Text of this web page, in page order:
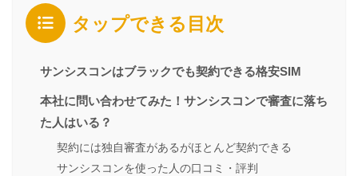
タップできる目次
サンシスコンはブラックでも契約できる格安SIM
本社に問い合わせてみた！サンシスコンで審査に落ち
た人はいる？
契約には独自審査があるがほとんど契約できる
サンシスコンを使った人の口コミ・評判